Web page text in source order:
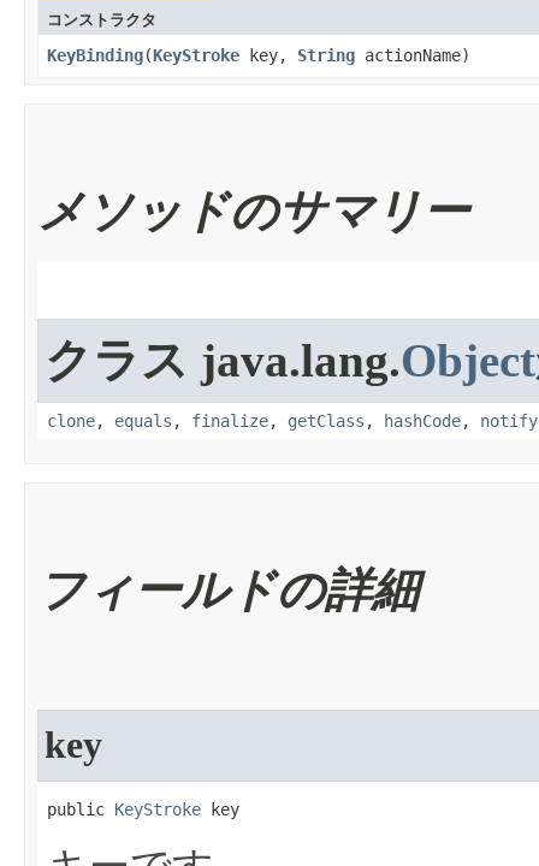
コンストラクタ
KeyBinding​(KeyStroke key, String actionName)
メソッドのサマリー
クラス java.lang.Object
clone, equals , finalize, getClass , hashCode, notify
フィールドの詳細
key
public KeyStroke key